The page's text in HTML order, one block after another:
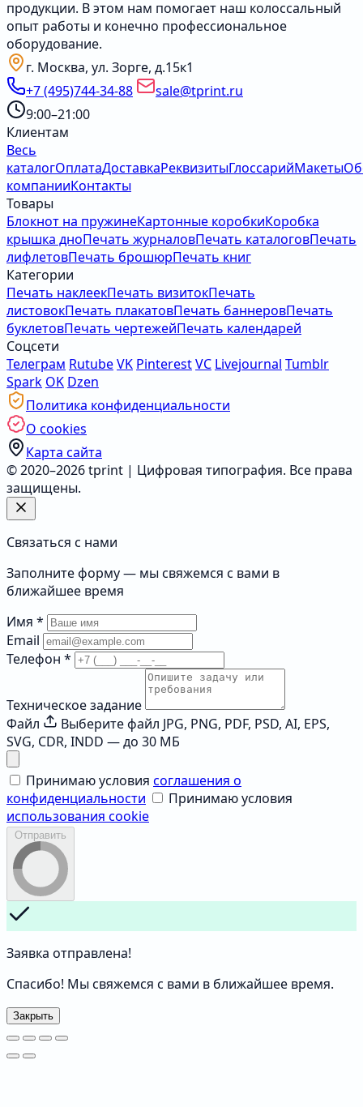
продукции. В этом нам помогает наш колоссальный
опыт работы и конечно профессиональное
оборудование.
г. Москва, ул. Зорге, д.15к1
+7 (495)744-34-88
sale@tprint.ru
9:00–21:00
Клиентам
Весь
каталогОплатаДоставкаРеквизитыГлоссарийМакеты
компанииКонтакты
Товары
Блокнот на пружинеКартонные коробкиКоробка
крышка дноПечать журналовПечать каталоговПечать
лифлетовПечать брошюрПечать книг
Категории
Печать наклеекПечать визитокПечать
листовокПечать плакатовПечать баннеровПечать
буклетовПечать чертежейПечать календарей
Соцсети
Телеграм RutubeVK PinterestVC Livejournal Tumblr
Spark OK Dzen
Политика конфиденциальности
О cookies
Карта сайта
© 2020–2026 tprint | Цифровая типография. Все права
защищены.
Связаться с нами
Заполните форму — мы свяжемся с вами в
ближайшее время
Имя *
Email
Телефон *
Техническое задание
Файл
Выберите файл JPG, PNG, PDF, PSD, AI, EPS,
SVG, CDR, INDD — до 30 МБ
Принимаю условия соглашения о
конфиденциальности
Принимаю условия
использования cookie
Отправить
Заявка отправлена!
Спасибо! Мы свяжемся с вами в ближайшее время.
Закрыть